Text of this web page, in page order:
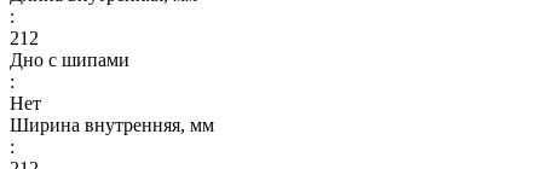
:
212
Дно с шипами
:
Нет
Ширина внутренняя, мм
: